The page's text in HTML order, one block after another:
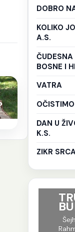
DOBRO
KOLIKO
A.S.
BOSNE I
VATRA
DAN U
K.S.
ZIKR
Šejh